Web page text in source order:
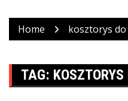
Home kosztorys
TAG: